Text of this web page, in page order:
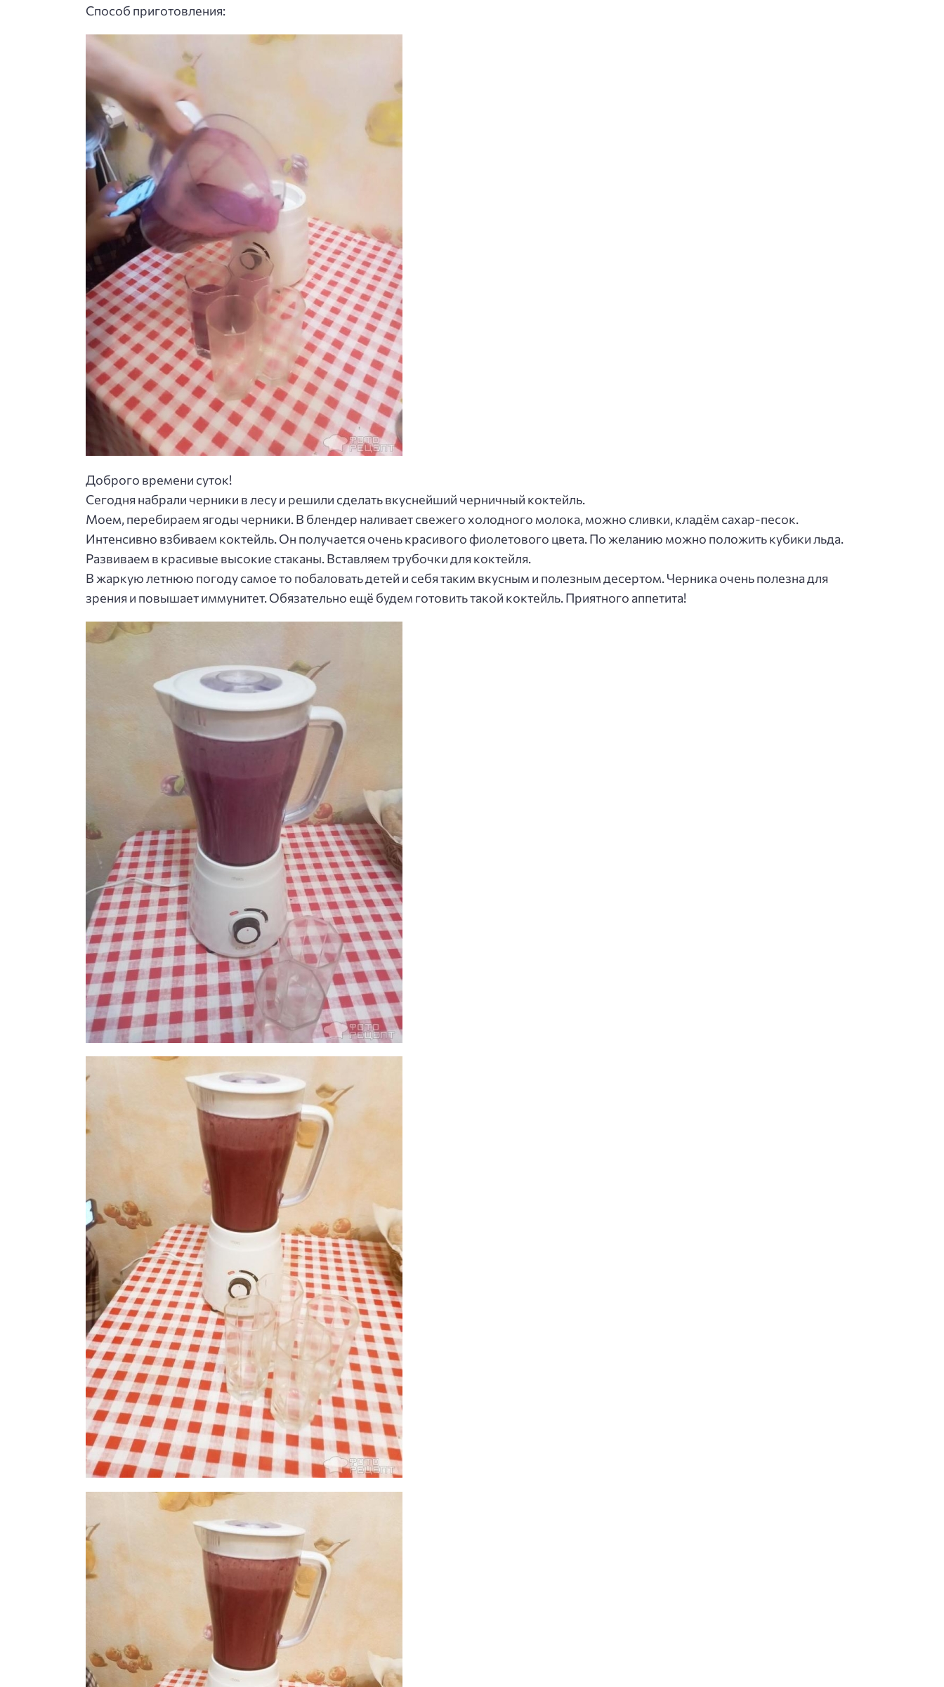
Способ приготовления:
Доброго времени суток!
Сегодня набрали черники в лесу и решили сделать вкуснейший черничный коктейль.
Моем, перебираем ягоды черники. В блендер наливает свежего холодного молока, можно сливки, кладём сахар-песок.
Интенсивно взбиваем коктейль. Он получается очень красивого фиолетового цвета. По желанию можно положить кубики льда.
Развиваем в красивые высокие стаканы. Вставляем трубочки для коктейля.
В жаркую летнюю погоду самое то побаловать детей и себя таким вкусным и полезным десертом. Черника очень полезна для
зрения и повышает иммунитет. Обязательно ещё будем готовить такой коктейль. Приятного аппетита!